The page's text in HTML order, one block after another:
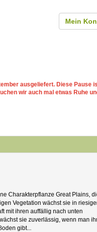
Mein
ausgeliefert. Diese Pause
wir auch mal etwas Ruhe
Charakterpflanze Great Plains,
Vegetation wächst sie in
mit ihren auffällig nach unten
sie zuverlässig, wenn man
gibt...